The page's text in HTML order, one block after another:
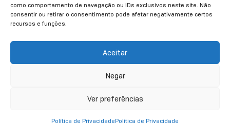
como comportamento de navegação ou IDs exclusivos neste site. Não
consentir ou retirar o consentimento pode afetar negativamente certos
recursos e funções.
Aceitar
Negar
Ver preferências
Política de PrivacidadePolítica de Privacidade
Termos de Uso
- Copyright & Copyleft © All material in this platform is the